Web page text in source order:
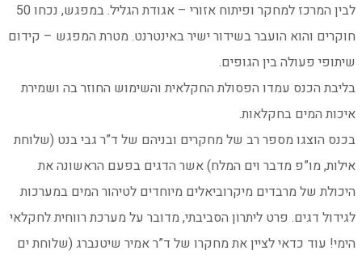
לבין המרכז למחקר ופיתוח אזורי – אגודת הגליל. במפגש, נכחו 50
חוקרים והוא הועבר בשידור ישיר באינטרנט. מטרת המפגש – קידום
שיתופי פעולה בין הגופים.
בליבת הכנס עמדו הפסולת החקלאית והשימוש החוזר בה ושמירת
איכות המים בחקלאות.
בכנס הוצגו מספר רב של מחקרים ובניהם של ד”ר גבי בנט (שלוחת
אילות, מו”פ מדבר וים המלח) אשר הדגים בפעם הראשונה את
היכולת של מרבדים מיקרוביאלים מיוחדים לטיהור המים במערכות
לגידול דגים. פרט ליתרון הסביבתי, מדובר על מערכת רווחית לחקלאי
הימי! עוד כדאי לציין את מחקרו של ד”ר אמיר שיטנברג (שלוחת ים